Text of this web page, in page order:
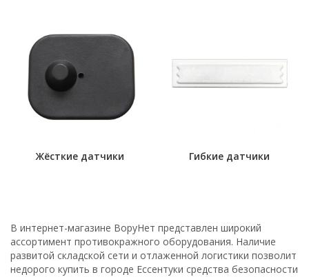
Жёсткие датчики Гибкие датчики
В интернет-магазине ВоруНет представлен широкий
ассортимент противокражного оборудования. Наличие
развитой складской сети и отлаженной логистики позволит
недорого купить в городе Ессентуки средства безопасности